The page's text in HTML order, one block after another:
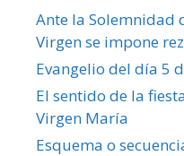
Ante la Solemnidad
Virgen se impone
Evangelio del día 5
El sentido de la
Virgen María
Esquema o